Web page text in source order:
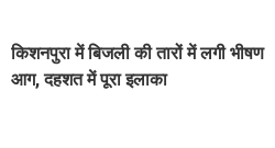
किशनपुरा में बिजली की तारों में लगी भीषण
आग, दहशत में पूरा इलाका